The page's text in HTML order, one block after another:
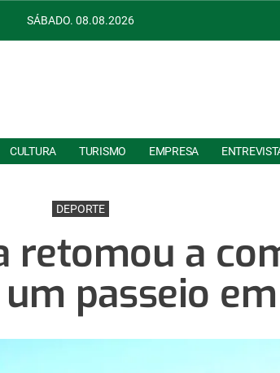
SÁBADO. 08.08.2026
CULTURA TURISMO EMPRESA
DEPORTE
retomou a
passeio